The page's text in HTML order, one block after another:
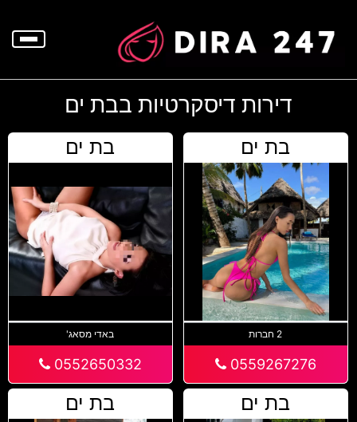
דירות דיסקרטיות בבת ים
בת ים
2 חברות
0559267276
בת ים
באדי מסאג'
0552650332
בת ים בת ים